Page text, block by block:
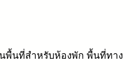
พื้นที่สำหรับห้องพัก พื้นที่ทาง